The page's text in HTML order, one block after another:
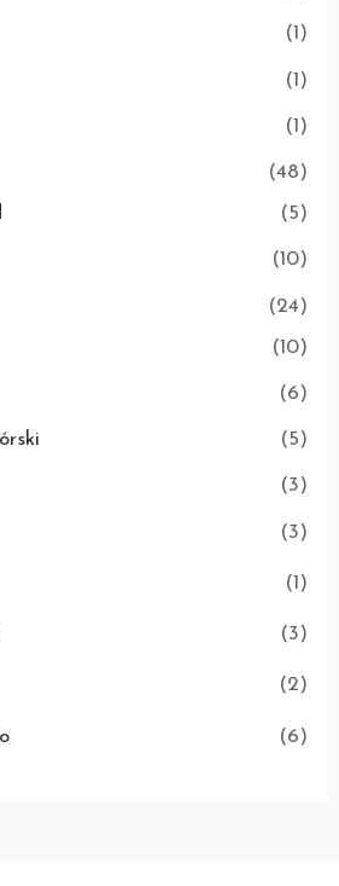
(1)
(1)
(1)
(48)
(5)
(10)
(24)
(10)
(6)
(5)
(3)
(3)
(1)
(3)
(2)
(6)